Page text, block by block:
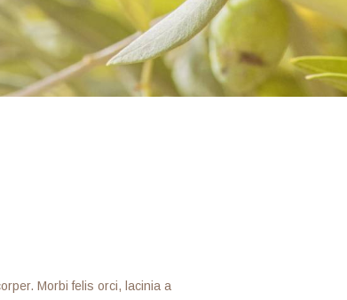
Morbi felis orci, lacinia a